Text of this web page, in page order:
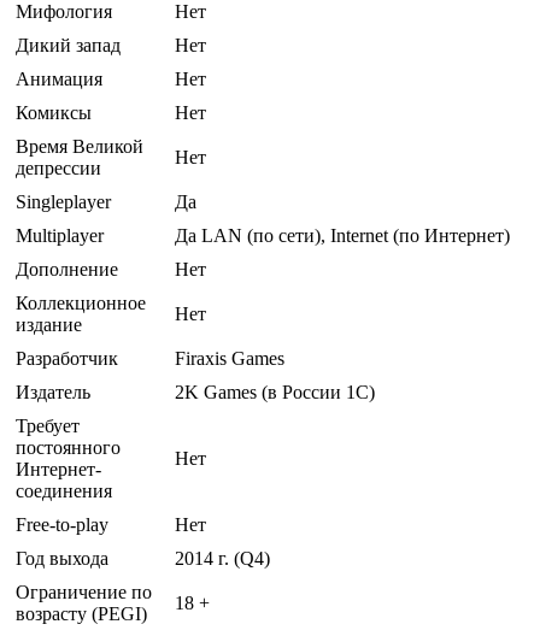
Мифология
Нет
Дикий запад
Нет
Анимация
Нет
Комиксы
Нет
Время Великой
депрессии
Нет
Singleplayer
Да
Multiplayer
Да LAN (по сети), Internet (по Интернет)
Дополнение
Нет
Коллекционное
издание
Нет
Разработчик
Firaxis Games
Издатель
2K Games (в России 1C)
Требует
постоянного
Интернет-
соединения
Нет
Free-to-play
Нет
Год выхода
2014 г. (Q4)
Ограничение по
возрасту (PEGI)
18 +